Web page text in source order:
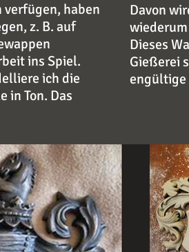
verfügen, haben
z. B. auf
ins Spiel.
ich die
in Ton. Das
Davon
Dieses
Gießerei
engültige